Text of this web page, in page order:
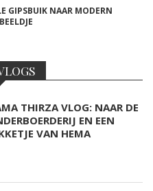
GIPSBUIK NAAR MODERN
THIRZA VLOG: NAAR DE
EN EEN
VAN HEMA